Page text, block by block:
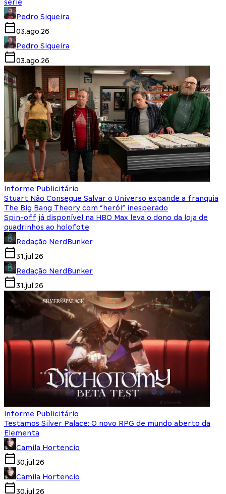
série
Pedro Siqueira
03.ago.26
Pedro Siqueira
03.ago.26
Informe Publicitário
Stuart Não Consegue Salvar o Universo expande a franquia
The Big Bang Theory com “herói” inesperado
Spin-off já disponível na HBO Max leva o dono da loja de
quadrinhos ao holofote
Redação NerdBunker
31.jul.26
Redação NerdBunker
31.jul.26
Informe Publicitário
Testamos Silver Palace: O novo RPG de mundo aberto da
Elementa
Camila Hortencio
30.jul.26
Camila Hortencio
30.jul.26